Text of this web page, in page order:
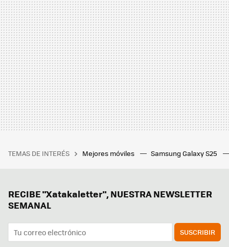
TEMAS DE INTERÉS Mejores móviles Samsung Galaxy S25
RECIBE "Xatakaletter", NUESTRA NEWSLETTER
SEMANAL
SUSCRIBIR